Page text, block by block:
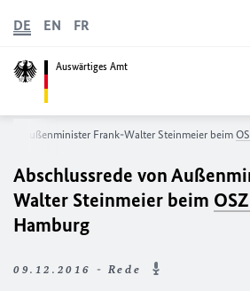
Auswärtiges Amt
DE EN FR
von Außenminister Frank-Walter Steinmeier beim
Abschlussrede von
Walter Steinmeier beim
Hamburg
09.12.2016 - Rede